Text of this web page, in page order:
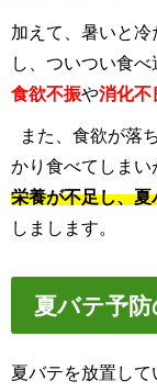
加えて、暑いと
し、ついつい食
食欲不振や消化不
また、食欲が落
かり食べてしまい
栄養が不足し、夏
しまします。
夏バテ予
夏バテを放置して